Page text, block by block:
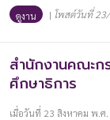
ดูงาน | โพสต์วันที่
สำนักงานคณะก
ศึกษาธิการ
เมื่อวันที่ 23 สิงหาคม พ.